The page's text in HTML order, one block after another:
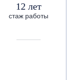
12 лет
стаж работы